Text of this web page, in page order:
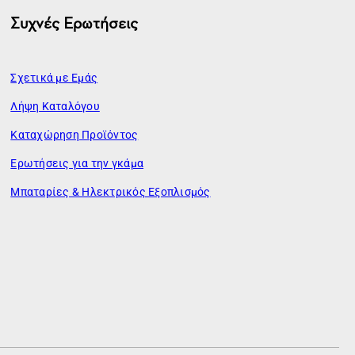
Συχνές Ερωτήσεις
Σχετικά με Εμάς
Λήψη Καταλόγου
Καταχώρηση Προϊόντος
Ερωτήσεις για την γκάμα
Μπαταρίες & Ηλεκτρικός Εξοπλισμός